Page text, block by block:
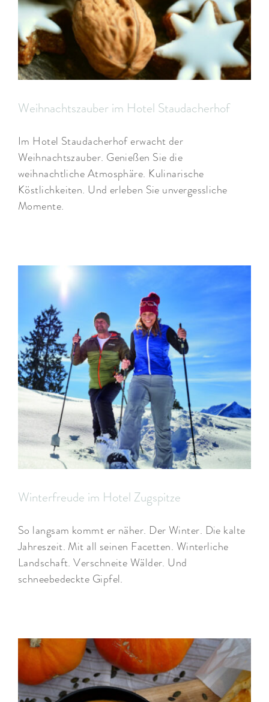
Weihnachtszauber im Hotel Staudacherhof
Im Hotel Staudacherhof erwacht der
Weihnachtszauber. Genießen Sie die
weihnachtliche Atmosphäre. Kulinarische
Köstlichkeiten. Und erleben Sie unvergessliche
Momente.
Winterfreude im Hotel Zugspitze
So langsam kommt er näher. Der Winter. Die kalte
Jahreszeit. Mit all seinen Facetten. Winterliche
Landschaft. Verschneite Wälder. Und
schneebedeckte Gipfel.